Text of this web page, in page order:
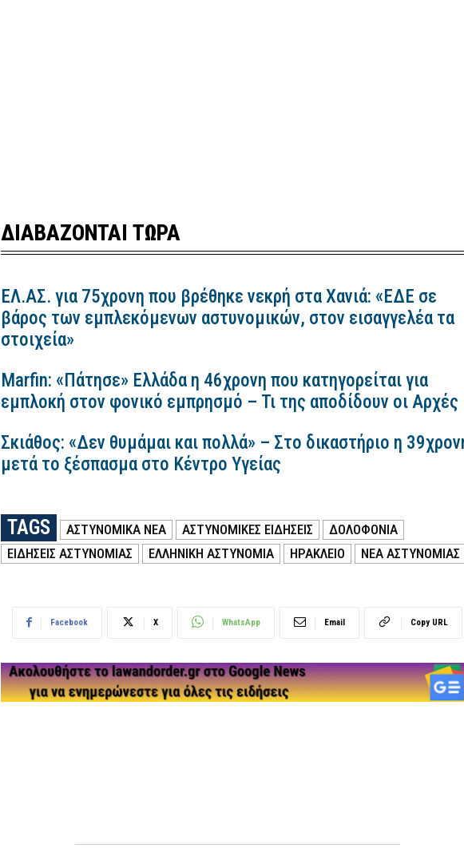
ΔΙΑΒΑΖΟΝΤΑΙ ΤΩΡΑ
ΕΛ.ΑΣ. για 75χρονη που βρέθηκε νεκρή στα Χανιά: «ΕΔΕ σε
βάρος των εμπλεκόμενων αστυνομικών, στον εισαγγελέα τα
στοιχεία»
Marfin: «Πάτησε» Ελλάδα η 46χρονη που κατηγορείται για
εμπλοκή στον φονικό εμπρησμό – Τι της αποδίδουν οι Αρχές
Σκιάθος: «Δεν θυμάμαι και πολλά» – Στο δικαστήριο η
μετά το ξέσπασμα στο Κέντρο Υγείας
TAGS ΑΣΤΥΝΟΜΙΚΑ ΝΕΑ ΑΣΤΥΝΟΜΙΚΕΣ ΕΙΔΗΣΕΙΣ
ΔΟΛΟΦΟΝΙΑ
ΕΙΔΗΣΕΙΣ ΑΣΤΥΝΟΜΙΑΣ
ΕΛΛΗΝΙΚΗ ΑΣΤΥΝΟΜΙΑ ΗΡΑΚΛΕΙΟ ΝΕΑ ΑΣΤΥΝΟΜΙΑΣ
Facebook X WhatsApp Email Copy URL